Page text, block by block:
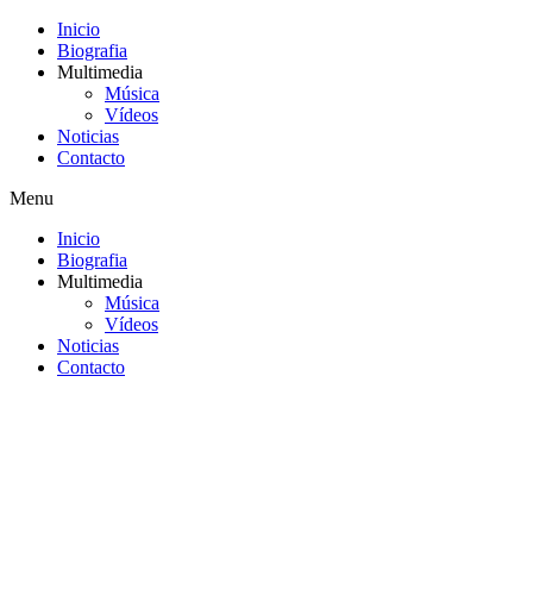
Inicio
Biografia
Multimedia
Música
Vídeos
Noticias
Contacto
Menu
Inicio
Biografia
Multimedia
Música
Vídeos
Noticias
Contacto